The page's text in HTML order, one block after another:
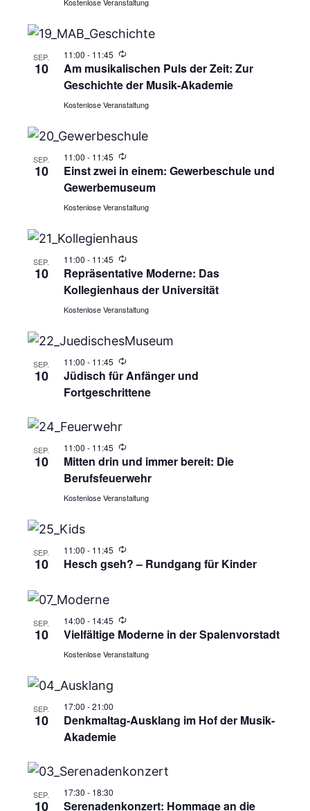
SEP.
10
11:00 - 11:45
Am musikalischen Puls der Zeit: Zur
Geschichte der Musik-Akademie
Kostenlose Veranstaltung
SEP.
10
11:00 - 11:45
Einst zwei in einem: Gewerbeschule und
Gewerbemuseum
Kostenlose Veranstaltung
SEP.
10
11:00 - 11:45
Repräsentative Moderne: Das
Kollegienhaus der Universität
Kostenlose Veranstaltung
SEP.
10
11:00 - 11:45
Jüdisch für Anfänger und
Fortgeschrittene
SEP.
10
11:00 - 11:45
Mitten drin und immer bereit: Die
Berufsfeuerwehr
Kostenlose Veranstaltung
SEP.
10
11:00 - 11:45
Hesch gseh? – Rundgang für Kinder
SEP.
10
14:00 - 14:45
Vielfältige Moderne in der Spalenvorstadt
Kostenlose Veranstaltung
SEP.
10
17:00 -21:00
Denkmaltag-Ausklang im Hof der Musik-
Akademie
SEP.
10
17:30 - 18:30
Serenadenkonzert: Hommage an die